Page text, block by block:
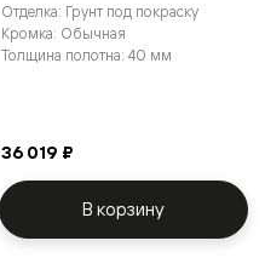
Отделка: Грунт под покраску
Кромка: Обычная
Толщина полотна: 40 мм
36 019 ₽
В корзину